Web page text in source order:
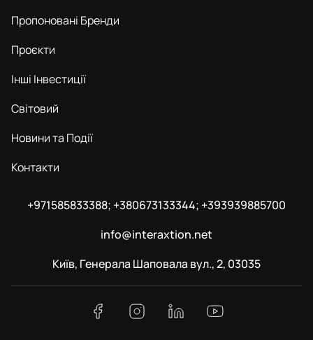
Пропоновані Бренди
Проєкти
Інші Інвестиції
Світовий
Новини та Події
Контакти
+971585833388; +380673133344; +393939885700
info@interaxtion.net
Київ, Генерала Шаповала вул., 2, 03035